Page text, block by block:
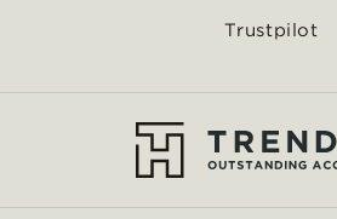
Trustpilot